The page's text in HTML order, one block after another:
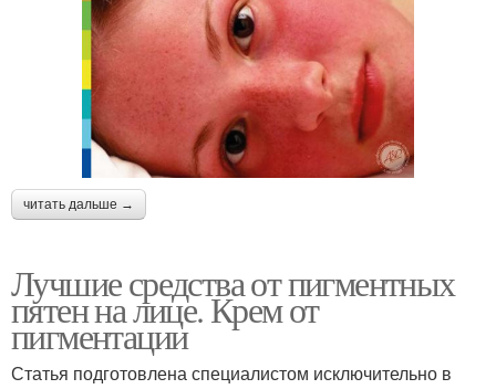
читать дальше →
Лучшие средства от пигментных
пятен на лице. Крем от
пигментации
Статья подготовлена специалистом исключительно в